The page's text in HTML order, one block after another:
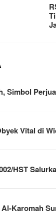
Simbol
Vital di
HST
Al-Karomah